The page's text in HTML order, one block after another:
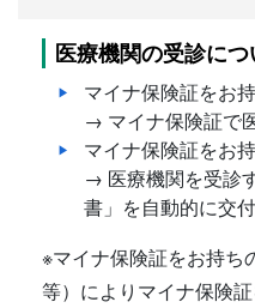
医療機関の受診につ
マイナ保険証をお
→ マイナ保険証で
マイナ保険証をお
→ 医療機関を受診
書」を自動的に交付
※マイナ保険証をお持ち
等）によりマイナ保険